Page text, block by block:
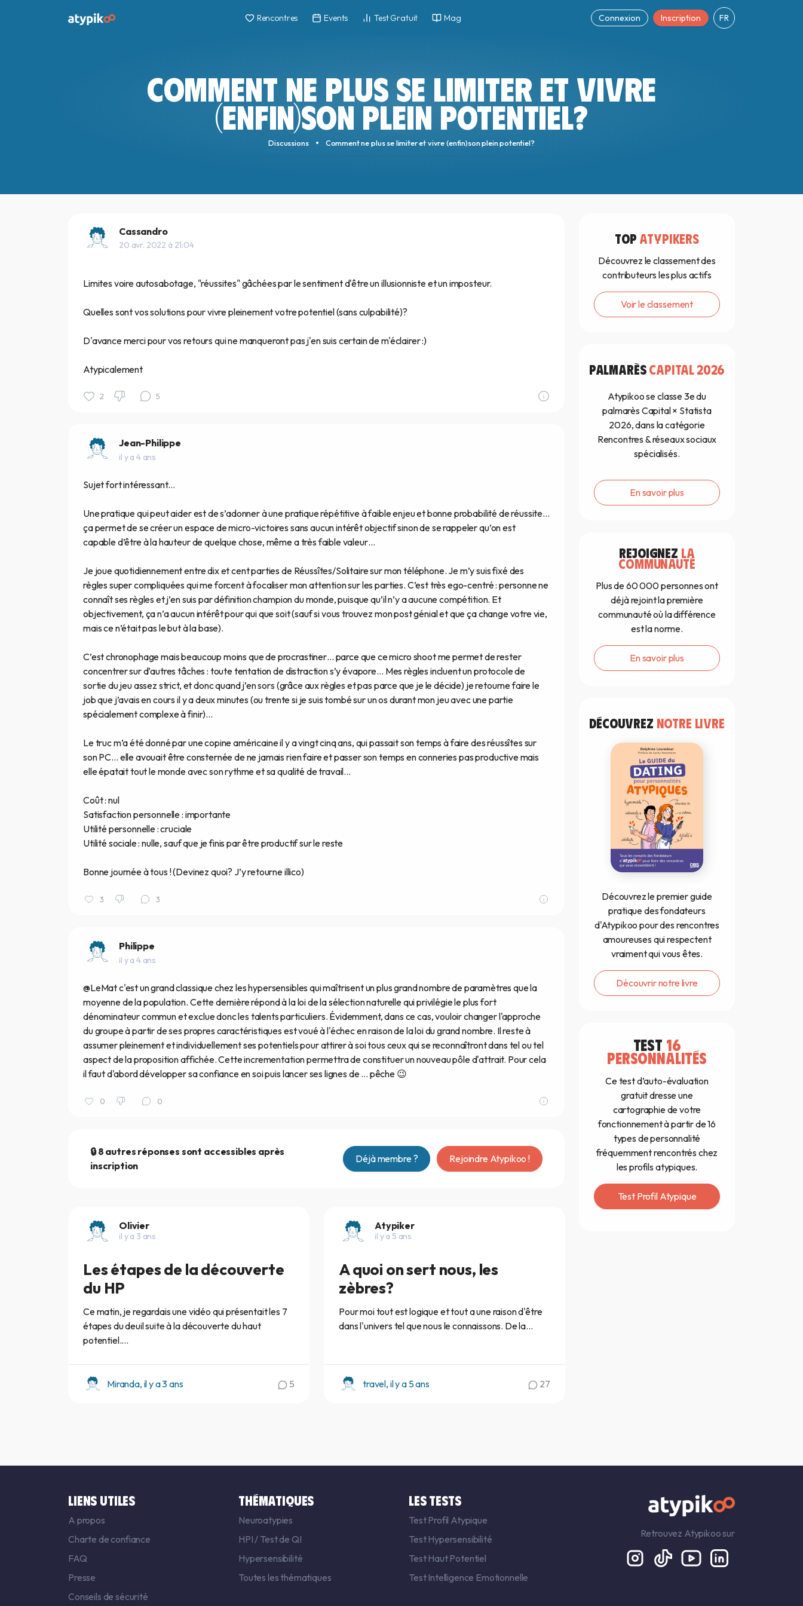
Connexion Inscription FR
Rencontres Events Test Gratuit Mag
COMMENT NE PLUS SE LIMITER ET VIVRE
(ENFIN)SON PLEIN POTENTIEL?
Discussions Comment ne plus se limiter et vivre (enfin)son plein potentiel?
Cassandro
20 avr. 2022 à 21:04
Limites voire autosabotage, "réussites" gâchées par le sentiment d'être un illusionniste et un imposteur.
Quelles sont vos solutions pour vivre pleinement votre potentiel (sans culpabilité)?
D'avance merci pour vos retours qui ne manqueront pas j'en suis certain de m'éclairer :)
Atypicalement
2 5
Jean-Philippe
il y a 4 ans
Sujet fort intéressant…
Une pratique qui peut aider est de s’adonner à une pratique répétitive à faible enjeu et bonne probabilité de réussite…
ça permet de se créer un espace de micro-victoires sans aucun intérêt objectif sinon de se rappeler qu’on est
capable d’être à la hauteur de quelque chose, même a très faible valeur…
Je joue quotidiennement entre dix et cent parties de Réussîtes/Solitaire sur mon téléphone. Je m’y suis fixé des
règles super compliquées qui me forcent à focaliser mon attention sur les parties. C’est très ego-centré : personne ne
connaît ses règles et j’en suis par définition champion du monde, puisque qu’il n’y a aucune compétition. Et
objectivement, ça n’a aucun intérêt pour qui que soit (sauf si vous trouvez mon post génial et que ça change votre vie,
mais ce n’était pas le but à la base).
C’est chronophage mais beaucoup moins que de procrastiner… parce que ce micro shoot me permet de rester
concentrer sur d’autres tâches : toute tentation de distraction s’y évapore… Mes règles incluent un protocole de
sortie du jeu assez strict, et donc quand j’en sors (grâce aux règles et pas parce que je le décide) je retourne faire le
job que j’avais en cours il y a deux minutes (ou trente si je suis tombé sur un os durant mon jeu avec une partie
spécialement complexe à finir)…
Le truc m’a été donné par une copine américaine il y a vingt cinq ans, qui passait son temps à faire des réussîtes sur
son PC… elle avouait être consternée de ne jamais rien faire et passer son temps en conneries pas productive mais
elle épatait tout le monde avec son rythme et sa qualité de travail…
Coût : nul
Satisfaction personnelle : importante
Utilité personnelle : cruciale
Utilité sociale : nulle, sauf que je finis par être productif sur le reste
Bonne journée à tous ! (Devinez quoi? J’y retourne illico)
3 3
Philippe
il y a 4 ans
@LeMat c'est un grand classique chez les hypersensibles qui maîtrisent un plus grand nombre de paramètres que la
moyenne de la population. Cette dernière répond à la loi de la sélection naturelle qui privilégie le plus fort
dénominateur commun et exclue donc les talents particuliers. Évidemment, dans ce cas, vouloir changer l'approche
du groupe à partir de ses propres caractéristiques est voué à l'échec en raison de la loi du grand nombre. Il reste à
assumer pleinement et individuellement ses potentiels pour attirer à soi tous ceux qui se reconnaîtront dans tel ou tel
aspect de la proposition affichée. Cette incrementation permettra de constituer un nouveau pôle d'attrait. Pour cela
il faut d'abord développer sa confiance en soi puis lancer ses lignes de ... pêche 😉
0 0
🔒 8 autres réponses sont accessibles après
inscription
Déjà membre ? Rejoindre Atypikoo !
Olivier
il y a 3 ans
Les étapes de la découverte
du HP
Ce matin, je regardais une vidéo qui présentait les 7
étapes du deuil suite à la découverte du haut
potentiel....
Miranda, il y a 3 ans 5
Atypiker
il y a 5 ans
A quoi on sert nous, les
zèbres?
Pour moi tout est logique et tout a une raison d'être
dans l'univers tel que nous le connaissons. De la...
travel, il y a 5 ans 27
TOP ATYPIKERS
Découvrez le classement des
contributeurs les plus actifs
Voir le classement
PALMARÈSCAPITAL 2026
Atypikoo se classe 3e du
palmarès Capital × Statista
2026, dans la catégorie
Rencontres & réseaux sociaux
spécialisés.
En savoir plus
REJOIGNEZ LA
COMMUNAUTÉ
Plus de 60 000 personnes ont
déjà rejoint la première
communauté où la différence
est la norme.
En savoir plus
DÉCOUVREZ NOTRE LIVRE
Découvrez le premier guide
pratique des fondateurs
d'Atypikoo pour des rencontres
amoureuses qui respectent
vraiment qui vous êtes.
Découvrir notre livre
TEST 16
PERSONNALITÉS
Ce test d’auto-évaluation
gratuit dresse une
cartographie de votre
fonctionnement à partir de 16
types de personnalité
fréquemment rencontrés chez
les profils atypiques.
Test Profil Atypique
LIENS UTILES
A propos
Charte de confiance
FAQ
Presse
Conseils de sécurité
THÉMATIQUES
Neuroatypies
HPI / Test de QI
Hypersensibilité
Toutes les thématiques
LES TESTS
Test Profil Atypique
Test Hypersensibilité
Test Haut Potentiel
Test Intelligence Emotionnelle
Retrouvez Atypikoo sur